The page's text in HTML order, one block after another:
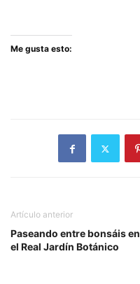
Me gusta esto:
Artículo anterior
Paseando entre bonsáis en
el Real Jardín Botánico